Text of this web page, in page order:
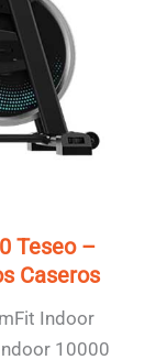
Teseo –
Caseros
Indoor
10000